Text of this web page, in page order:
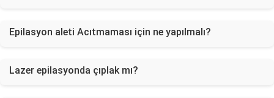
Epilasyon aleti Acıtmaması için ne yapılmalı?
Lazer epilasyonda çıplak mı?